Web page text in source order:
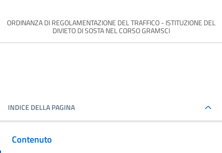
ORDINANZA DI REGOLAMENTAZIONE DEL TRAFFICO - ISTITUZIONE DEL
DIVIETO DI SOSTA NEL CORSO GRAMSCI
INDICE DELLA PAGINA
Contenuto